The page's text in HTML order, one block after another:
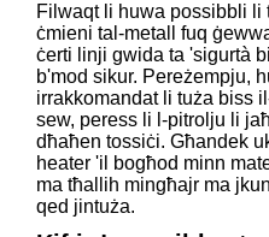
Filwaqt li huwa possibbli li
ċmieni tal-metall fuq
ċerti linji gwida ta 'sigurtà
b'mod sikur. Pereżempju,
irrakkomandat li tuża biss
sew, peress li l-pitrolju li
dħaħen tossiċi. Għandek
heater 'il bogħod minn
ma tħallih mingħajr ma
qed jintuża.